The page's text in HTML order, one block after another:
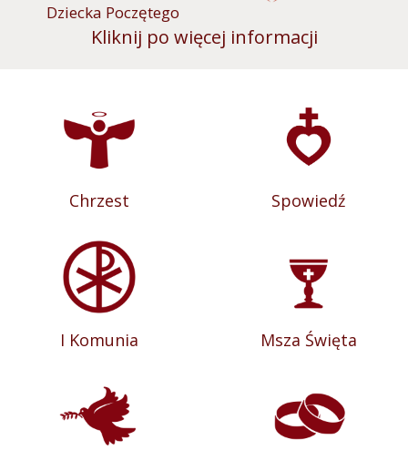
Dziecka Poczętego
Kliknij po więcej informacji
Chrzest Spowiedź
I Komunia Msza Święta